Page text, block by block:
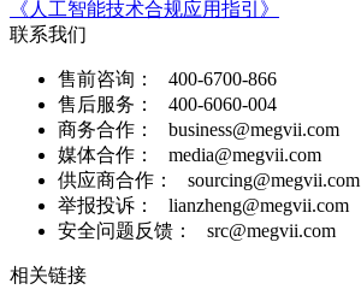
《人工智能技术合规应用指引》
联系我们
售前咨询：
400-6700-866
售后服务：
400-6060-004
商务合作：
business@megvii.com
媒体合作：
media@megvii.com
供应商合作：
sourcing@megvii.com
举报投诉：
lianzheng@megvii.com
安全问题反馈：
src@megvii.com
相关链接